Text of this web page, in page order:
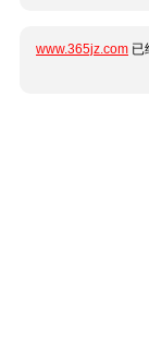
www.365jz.com 已